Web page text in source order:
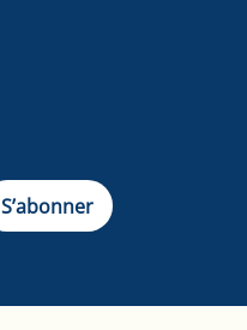
S’abonner